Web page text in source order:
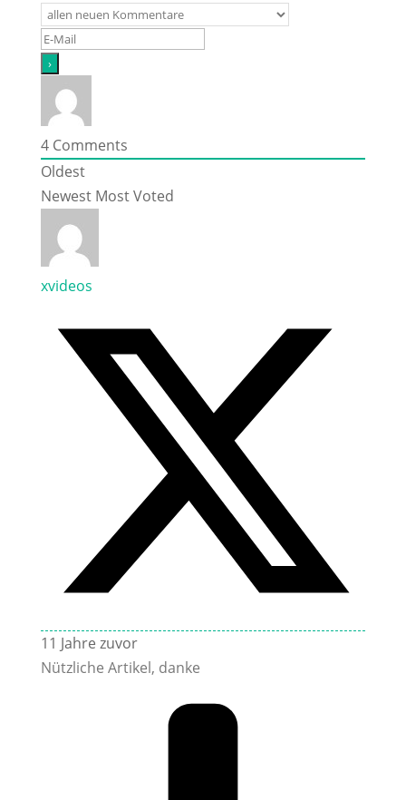
4Comments
Oldest
Newest Most Voted
xvideos
11 Jahre zuvor
Nützliche Artikel, danke